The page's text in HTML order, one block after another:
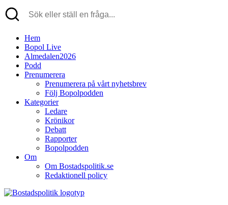
Hem
Bopol Live
Almedalen2026
Podd
Prenumerera
Prenumerera på vårt nyhetsbrev
Följ Bopolpodden
Kategorier
Ledare
Krönikor
Debatt
Rapporter
Bopolpodden
Om
Om Bostadspolitik.se
Redaktionell policy